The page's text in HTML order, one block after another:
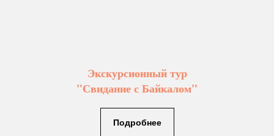
Экскурсионный тур
"Свидание с Байкалом"
Подробнее